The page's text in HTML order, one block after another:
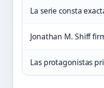
La serie consta
Jonathan M. Shiff
Las protagonistas